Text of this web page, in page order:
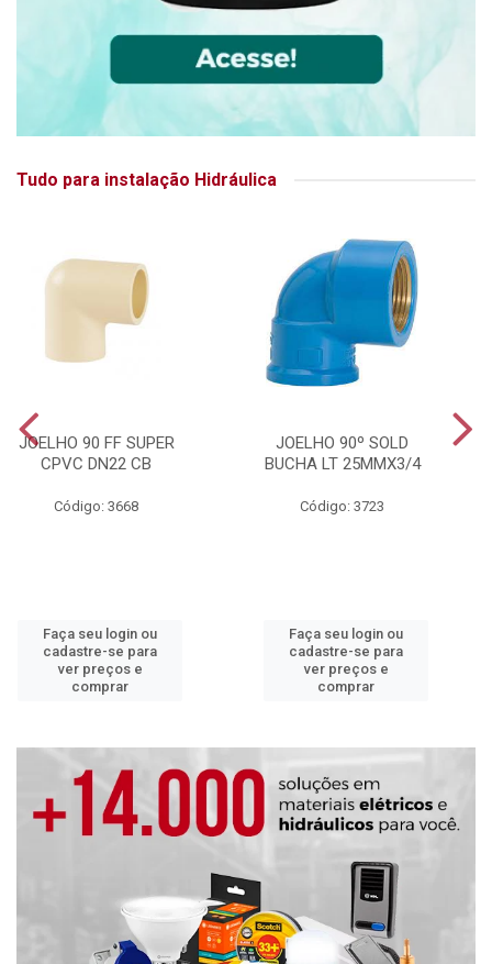
Tudo para instalação Hidráulica
JOELHO 90 FF SUPER
CPVC DN22 CB
Código: 3668
Faça seu login ou
cadastre-se para
ver preços e
comprar
JOELHO 90º SOLD
BUCHA LT 25MMX3/4
Código: 3723
Faça seu login ou
cadastre-se para
ver preços e
comprar